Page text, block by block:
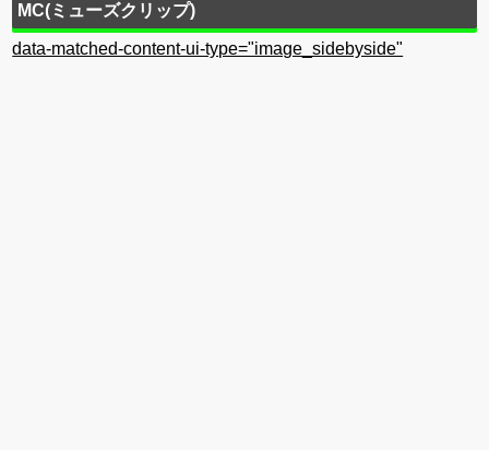
MC(ミューズクリップ)
data-matched-content-ui-type="image_sidebyside"